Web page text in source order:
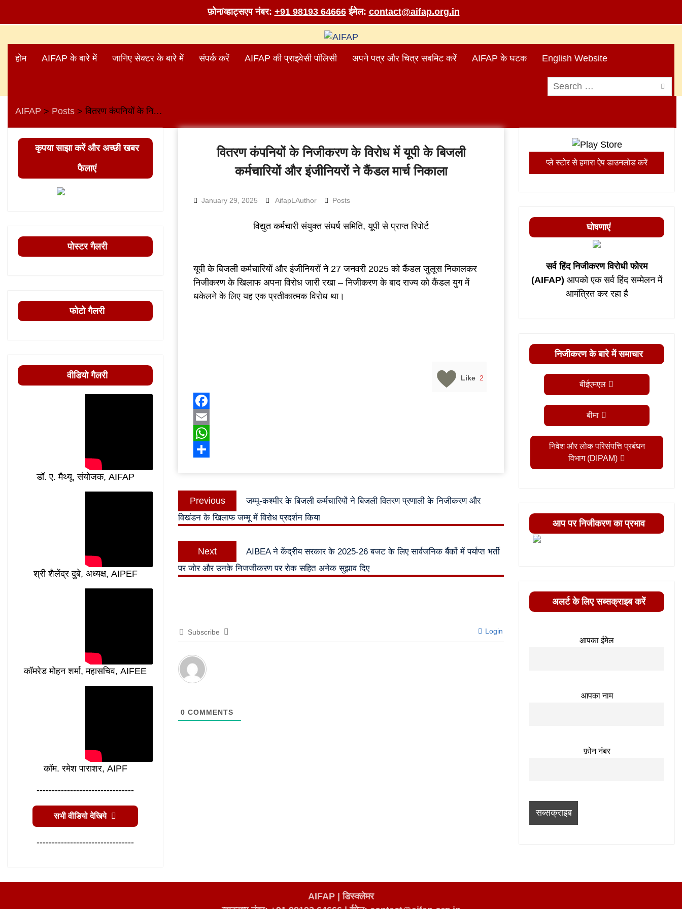
फ़ोन/व्हाट्सएप नंबर: +91 98193 64666 ईमेल: contact@aifap.org.in
content
होम AIFAP के बारे में जानिए सेक्टर के बारे में संपर्क करें AIFAP की प्राइवेसी पॉलिसी अपने पत्र और चित्र सबमिट करें AIFAP के घटक English Website
Search
for:
AIFAP > Posts > वितरण कंपनियों के निजीकरण के विरोध में यूपी के बिजली कर्मचारियों और इंजीनियरों ने कैंडल मार्च निकाला
वितरण कंपनियों के निजीकरण के विरोध में यूपी के बिजली
कर्मचारियों और इंजीनियरों ने कैंडल मार्च निकाला
January 29, 2025 AifapLAuthor Posts
विद्युत कर्मचारी संयुक्त संघर्ष समिति, यूपी से प्राप्त रिपोर्ट
यूपी के बिजली कर्मचारियों और इंजीनियरों ने 27 जनवरी 2025 को कैंडल जुलूस निकालकर
निजीकरण के खिलाफ अपना विरोध जारी रखा – निजीकरण के बाद राज्य को कैंडल युग में
धकेलने के लिए यह एक प्रतीकात्मक विरोध था।
Like 2
Facebook
Email
WhatsApp
Post
navigation
Previous
post:
जम्मू-कश्मीर के बिजली कर्मचारियों ने बिजली वितरण प्रणाली के निजीकरण और
विखंडन के खिलाफ जम्मू में विरोध प्रदर्शन किया
Next
post:
AIBEA ने केंद्रीय सरकार के 2025-26 बजट के लिए सार्वजनिक बैंकों में पर्याप्त भर्ती
पर जोर और उनके निजजीकरण पर रोक सहित अनेक सुझाव दिए
Subscribe Login
0 COMMENTS
प्ले स्टोर से हमारा ऐप डाउनलोड करें
घोषणाएं
सर्व हिंद निजीकरण विरोधी फोरम
(AIFAP) आपको एक सर्व हिंद सम्मेलन में
आमंत्रित कर रहा है
निजीकरण के बारे में समाचार
बीईएमएल
बीमा
निवेश और लोक परिसंपत्ति प्रबंधन
विभाग (DIPAM)
आप पर निजीकरण का प्रभाव
अलर्ट के लिए सब्सक्राइब करें
आपका ईमेल
आपका नाम
फ़ोन नंबर
कृपया साझा करें और अच्छी खबर
फैलाएं
पोस्टर गैलरी
फोटो गैलरी
वीडियो गैलरी
डॉ. ए. मैथ्यू, संयोजक, AIFAP
श्री शैलेंद्र दुबे, अध्यक्ष, AIPEF
कॉमरेड मोहन शर्मा, महासचिव, AIFEE
कॉम. रमेश पाराशर, AIPF
--------------------------------
सभी वीडियो देखिये
--------------------------------
AIFAP |डिस्क्लेमर